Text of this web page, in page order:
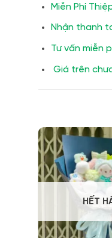
Miễn Phí
Nhận thanh
Tư vấn miễn
Giá trên
HẾT